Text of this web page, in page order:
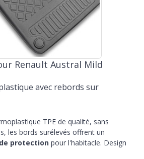
Renault Austral Mild
avec rebords sur
TPE de qualité, sans
les bords surélevés offrent un
protection pour l'habitacle. Design